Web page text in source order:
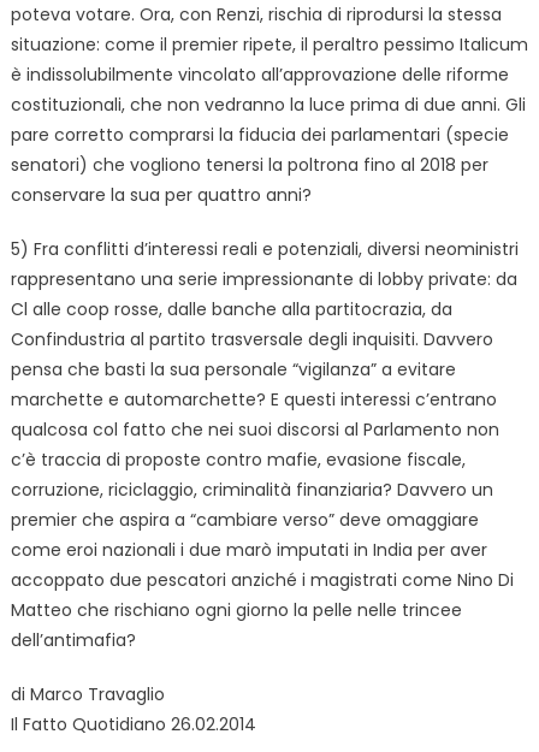
poteva votare. Ora, con Renzi, rischia di riprodursi la stessa
situazione: come il premier ripete, il peraltro pessimo Italicum
è indissolubilmente vincolato all’approvazione delle riforme
costituzionali, che non vedranno la luce prima di due anni. Gli
pare corretto comprarsi la fiducia dei parlamentari (specie
senatori) che vogliono tenersi la poltrona fino al 2018 per
conservare la sua per quattro anni?
5) Fra conflitti d’interessi reali e potenziali, diversi neoministri
rappresentano una serie impressionante di lobby private: da
Cl alle coop rosse, dalle banche alla partitocrazia, da
Confindustria al partito trasversale degli inquisiti. Davvero
pensa che basti la sua personale “vigilanza” a evitare
marchette e automarchette? E questi interessi c’entrano
qualcosa col fatto che nei suoi discorsi al Parlamento non
c’è traccia di proposte contro mafie, evasione fiscale,
corruzione, riciclaggio, criminalità finanziaria? Davvero un
premier che aspira a “cambiare verso” deve omaggiare
come eroi nazionali i due marò imputati in India per aver
accoppato due pescatori anziché i magistrati come Nino Di
Matteo che rischiano ogni giorno la pelle nelle trincee
dell’antimafia?
di Marco Travaglio
Il Fatto Quotidiano 26.02.2014